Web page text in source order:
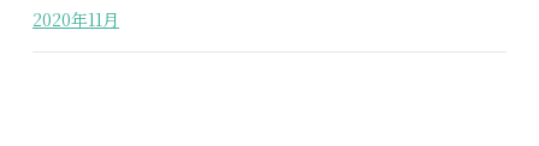
2020年11月